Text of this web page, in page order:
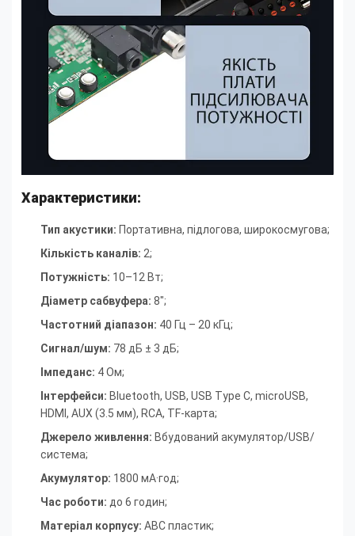
Характеристики:
Тип акустики: Портативна, підлогова, широкосмугова;
Кількість каналів: 2;
Потужність: 10–12 Вт;
Діаметр сабвуфера: 8";
Частотний діапазон: 40 Гц – 20 кГц;
Сигнал/шум: 78 дБ ± 3 дБ;
Імпеданс: 4 Ом;
Інтерфейси: Bluetooth, USB, USB Type C, microUSB,
HDMI, AUX (3.5 мм), RCA, TF-карта;
Джерело живлення: Вбудований акумулятор/USB/
система;
Акумулятор: 1800 мА·год;
Час роботи: до 6 годин;
Матеріал корпусу: ABC пластик;